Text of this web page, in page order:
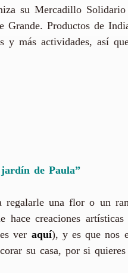
su Mercadillo
Grande. Productos de
y más actividades, así
de Paula”
una flor o un
hace creaciones
ver aquí), y es que nos
su casa, por si